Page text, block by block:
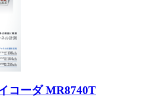
コーダ MR8740T